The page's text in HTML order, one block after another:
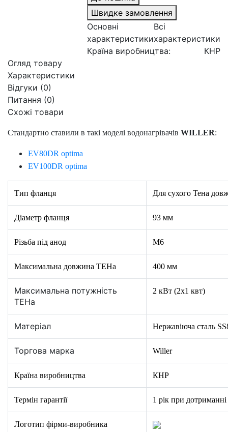
Основні
характеристики
Всі
характеристики
Країна виробництва:
КНР
Швидке замовлення
Огляд товару
Характеристики
Відгуки (0)
Питання (0)
Схожі товари
Стандартно ставили в такі моделі водонагрівачів WILLER:
EV80DR optima
EV100DR optima
Тип фланця Для сухого Тена
Діаметр фланця 93 мм
Різьба під анод M6
Максимальна довжина ТЕНа 400 мм
Максимальна потужність
ТЕНа
2 кВт (2x1 квт)
Матеріал Нержавіюча сталь
Торгова марка Willer
Країна виробництва КНР
Термін гарантії 1 рік при дотриманні
Логотип фірми-виробника